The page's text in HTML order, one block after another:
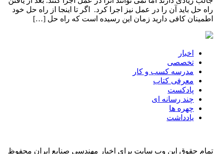
راه حل باید آن را در عمل نیز اجرا کرد. اگر تا اینجا از راه حل خود
اطمینان کافی دارید زمان این رسیده است که راه حل […]
اخبار
تخصصی
مدرسه کسب و کار
معرفی کتاب
پادکست
چند رسانه ای
چهره ها
یادداشت
تمام حقوق این وب سایت برای اخبار مهندسی صنایع ایران محفوظ